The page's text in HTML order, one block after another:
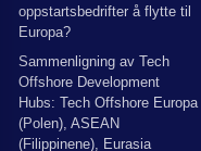
oppstartsbedrifter å flytte til
Europa?
Sammenligning av Tech
Offshore Development
Hubs: Tech Offshore Europa
(Polen), ASEAN
(Filippinene), Eurasia